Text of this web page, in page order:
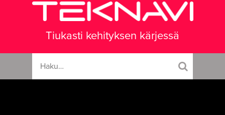
Tiukasti kehityksen kärjessä